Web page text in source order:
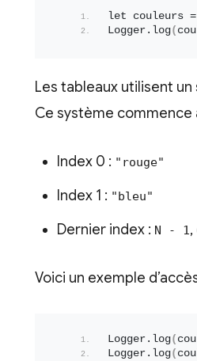
let couleurs =
Logger. log(
Les tableaux utilisent
Ce système commence
Index 0 : "rouge"
Index 1 : "bleu"
Dernier index : N - 1
Voici un exemple
Logger. log(
Logger. log(